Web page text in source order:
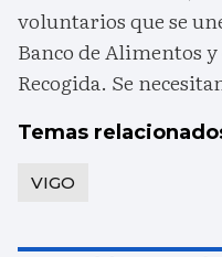
voluntarios que se
Banco de Alimentos
Recogida. Se
Temas
VIGO